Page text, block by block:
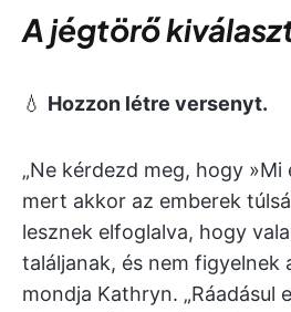
A jégtörő
💧 Hozzon létre versenyt.
„Ne kérdezd meg, hogy »Mi
mert akkor az emberek
lesznek elfoglalva, hogy
találjanak, és nem figyelnek
mondja Kathryn. „Ráadásul